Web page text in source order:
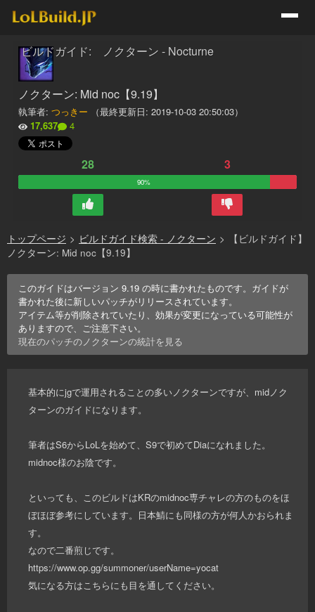
ビルドガイド: ノクターン - Nocturne
ノクターン: Mid noc【9.19】
執筆者: つっきー （最終更新日: 2019-10-03 20:50:03）
17,637
4
28 3
90%
トップページ > ビルドガイド検索 - ノクターン >
【ビルドガイド】
ノクターン: Mid noc【9.19】
このガイドはバージョン9.19 の時に書かれたものです。ガイドが
書かれた後に新しいパッチがリリースされています。
アイテム等が削除されていたり、効果が変更になっている可能性が
ありますので、ご注意下さい。
現在のパッチの ノクターンの統計を見る
基本的にjgで運用されることの多いノクターンですが、midノク
ターンのガイドになります。
筆者はS6からLoLを始めて、S9で初めてDiaになれました。
midnoc様のお陰です。
といっても、このビルドはKRのmidnoc専チャレの方のものをほ
ぼほぼ参考にしています。日本鯖にも同様の方が何人かおられま
す。
なので二番煎じです。
https://www.op.gg/summoner/userName=yocat
気になる方はこちらにも目を通してください。